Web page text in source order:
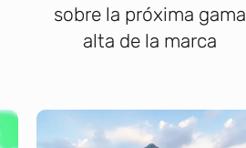
sobre la próxima gama
alta de la marca